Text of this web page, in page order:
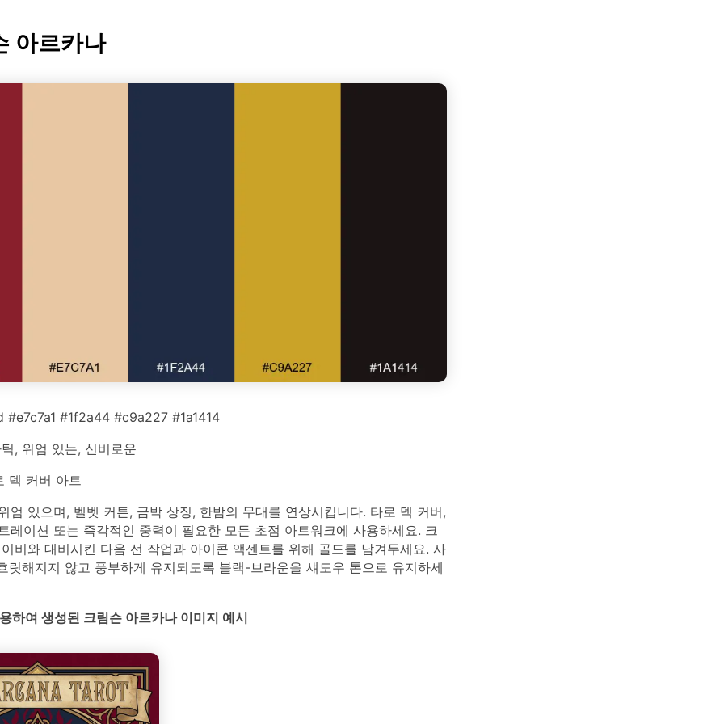
아르카나
#1f2a44 #c9a227 #1a1414
, 위엄 있는, 신비로운
덱 커버 아트
엄 있으며, 벨벳 커튼, 금박 상징, 한밤의 무대를 연상시킵니다. 타로 덱 커버,
레이션 또는 즉각적인 중력이 필요한 모든 초점 아트워크에 사용하세요. 크
비와 대비시킨 다음 선 작업과 아이콘 액센트를 위해 골드를 남겨두세요. 사
릿해지지 않고 풍부하게 유지되도록 블랙-브라운을 섀도우 톤으로 유지하세
하여 생성된 크림슨 아르카나 이미지 예시